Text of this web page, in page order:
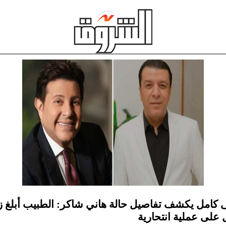
يكشف تفاصيل حالة هاني شاكر: الطبيب أبلغ
على عملية انتحارية